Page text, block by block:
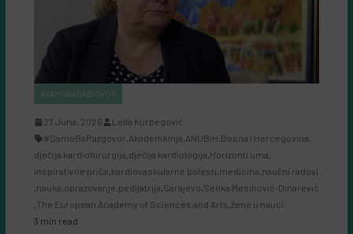
#SAMOBARAZGOVOR
27 Juna, 2026
Leila Kurbegović
#SamoBaRazgovor,Akademkinja,ANUBiH,Bosna i Hercegovina,
dječija kardiohirurgija,dječija kardiologija,Horizonti uma,
inspirativne priče,kardiovaskularne bolesti,medicina,naučni radovi
,nauka,obrazovanje,pedijatrija,Sarajevo,Senka Mesihović-Dinarević
,The European Academy of Sciences and Arts,žene u nauci
3 min read